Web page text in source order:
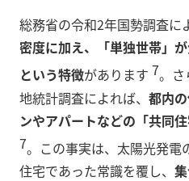
総務省の令和2年国勢調査に
密度に加え、「単独世帯」
という特徴があります 7。さ
地統計調査によれば、 都内
ンやアパートなどの「共同
7。この事実は、太陽光発電
住宅であった常識を覆し、